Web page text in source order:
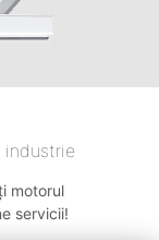
industrie
motorul
servicii!